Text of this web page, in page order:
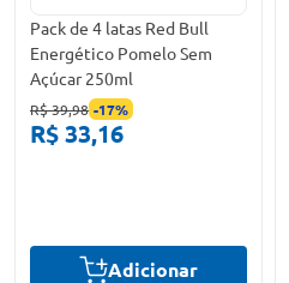
Pack de 4 latas Red Bull
Energético Pomelo Sem
Açúcar 250ml
R$ 39,98 -17%
R$ 33,16
Adicionar